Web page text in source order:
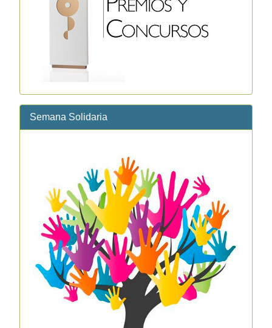
Semana Solidaria